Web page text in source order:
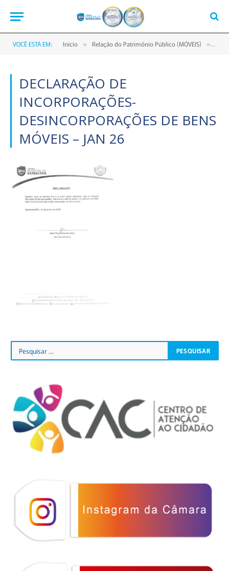
VOCÊ ESTÁ EM: Início » Relação do Patrimônio Público (MÓVEIS) »
DECLARAÇÃO DE
INCORPORAÇÕES-
DESINCORPORAÇÕES DE BENS
MÓVEIS – JAN 26